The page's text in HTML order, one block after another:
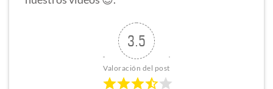
3.5
Valoración del post